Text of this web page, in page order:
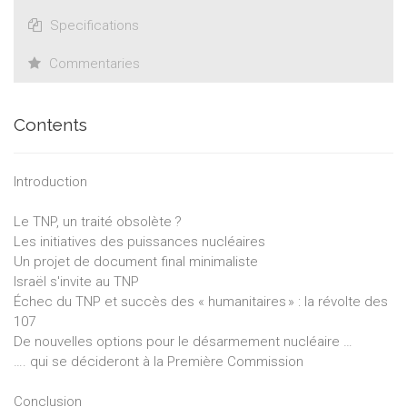
Specifications
Commentaries
Contents
Introduction
Le TNP, un traité obsolète ?
Les initiatives des puissances nucléaires
Un projet de document final minimaliste
Israël s'invite au TNP
Échec du TNP et succès des « humanitaires » : la révolte des
107
De nouvelles options pour le désarmement nucléaire …
…. qui se décideront à la Première Commission
Conclusion